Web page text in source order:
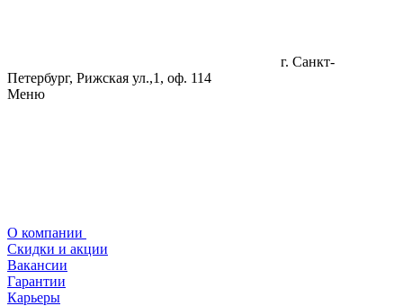
г. Санкт-
Петербург, Рижская ул.,1, оф. 114
Меню
О компании
Скидки и акции
Вакансии
Гарантии
Карьеры